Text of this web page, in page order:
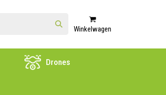
Winkelwagen
Drones